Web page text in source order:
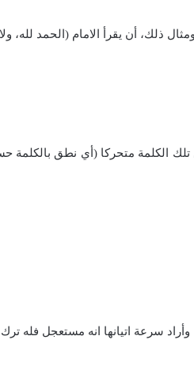
من تلك الكلمة متحركا (أي نطق